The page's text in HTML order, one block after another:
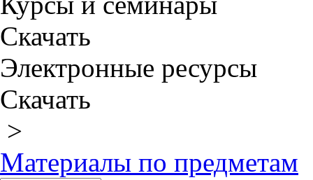
Скачать
Электронные ресурсы
Скачать
>
Материалы по предметам